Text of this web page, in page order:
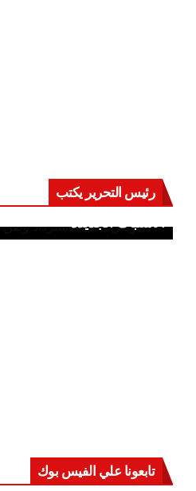
رئيس التحرير يكتب
حرب على العقول.. حادثة
تابعونا علي الفيس بوك